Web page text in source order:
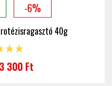
-6%
40g
3 300 Ft